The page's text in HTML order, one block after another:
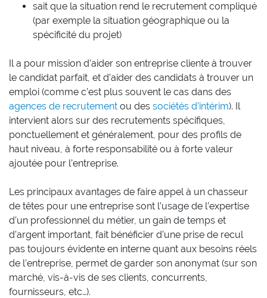
sait que la situation rend le recrutement compliqué
(par exemple la situation géographique ou la
spécificité du projet)
Il a pour mission d’aider son entreprise cliente à trouver
le candidat parfait, et d’aider des candidats à trouver un
emploi (comme c’est plus souvent le cas dans des
agences de recrutement ou des sociétés d’intérim). Il
intervient alors sur des recrutements spécifiques,
ponctuellement et généralement, pour des profils de
haut niveau, à forte responsabilité ou à forte valeur
ajoutée pour l’entreprise.
Les principaux avantages de faire appel à un chasseur
de têtes pour une entreprise sont l’usage de l’expertise
d’un professionnel du métier, un gain de temps et
d’argent important, fait bénéficier d’une prise de recul
pas toujours évidente en interne quant aux besoins réels
de l’entreprise, permet de garder son anonymat (sur son
marché, vis-à-vis de ses clients, concurrents,
fournisseurs, etc…).